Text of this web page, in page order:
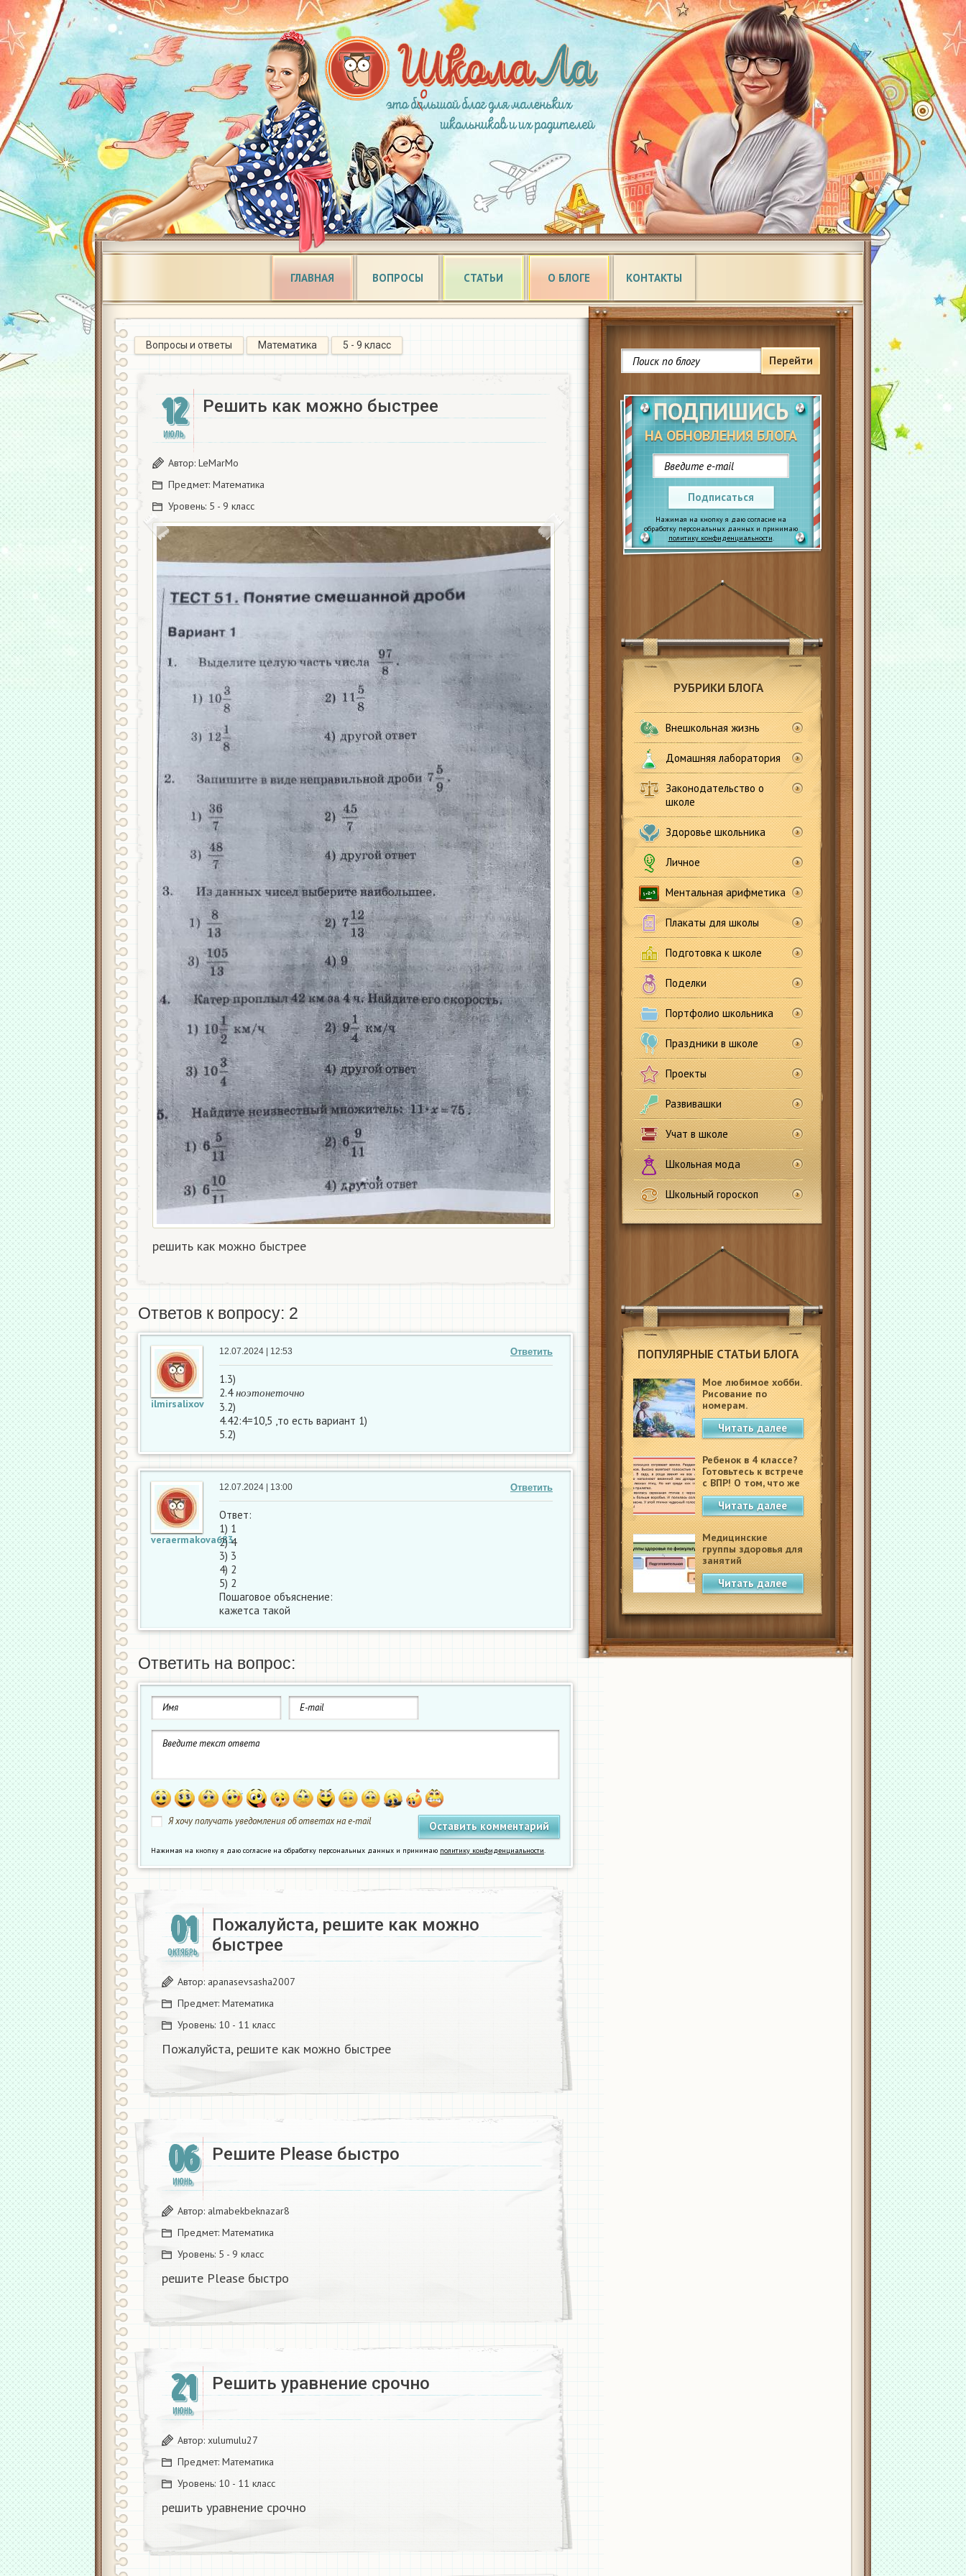
ГЛАВНАЯ ВОПРОСЫ СТАТЬИ О БЛОГЕ КОНТАКТЫ
Перейти
ПОДПИШИСЬ
НА ОБНОВЛЕНИЯ БЛОГА
Подписаться
Нажимая на кнопку я даю согласие на
обработку персональных данных и принимаю
политику конфиденциальности.
РУБРИКИ БЛОГА
Внешкольная жизнь
Домашняя лаборатория
Законодательство о
школе
Здоровье школьника
Личное
Ментальная арифметика
Плакаты для школы
Подготовка к школе
Поделки
Портфолио школьника
Праздники в школе
Проекты
Развивашки
Учат в школе
Школьная мода
Школьный гороскоп
ПОПУЛЯРНЫЕ СТАТЬИ БЛОГА
Мое любимое хобби.
Рисование по
номерам.
Читать далее
Ребенок в 4 классе?
Готовьтесь к встрече
с ВПР! О том, что же
это такое.
Читать далее
Медицинские
группы здоровья для
занятий
физкультурой в
школеЧитать далее
Вопросы и ответы Математика 5 - 9 класс
12
ИЮЛЬ
Решить как можно быстрее​
Автор: LeMarMo
Предмет: Математика
Уровень: 5 - 9 класс
решить как можно быстрее​
Ответов к вопросу: 2
ilmirsalixov
Ответить
12.07.2024 | 12:53
1.3)
2.4
н о э т о н е т о чн о
3.2)
4.42:4=10,5 ,то есть вариант 1)
5.2)
veraermakova683
Ответить
12.07.2024 | 13:00
Ответ:
1) 1
2) 4
3) 3
4) 2
5) 2
Пошаговое объяснение:
кажетса такой
Ответить на вопрос:
Я хочу получать уведомления об ответах на e-mail
Нажимая на кнопку я даю согласие на обработку персональных данных и принимаю политику конфиденциальности.
01
ОКТЯБРЬ
Пожалуйста, решите как можно
быстрее
Автор: apanasevsasha2007
Предмет: Математика
Уровень: 10 - 11 класс
Пожалуйста, решите как можно быстрее
06
ИЮНЬ
Решите Please быстро​
Автор: almabekbeknazar8
Предмет: Математика
Уровень: 5 - 9 класс
решите Please быстро​
21
ИЮНЬ
Решить уравнение срочно​
Автор: xulumulu27
Предмет: Математика
Уровень: 10 - 11 класс
решить уравнение срочно​